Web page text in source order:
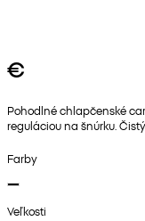
€
Pohodlné chlapčenské
reguláciou na šnúrku.
Farby
Veľkosti